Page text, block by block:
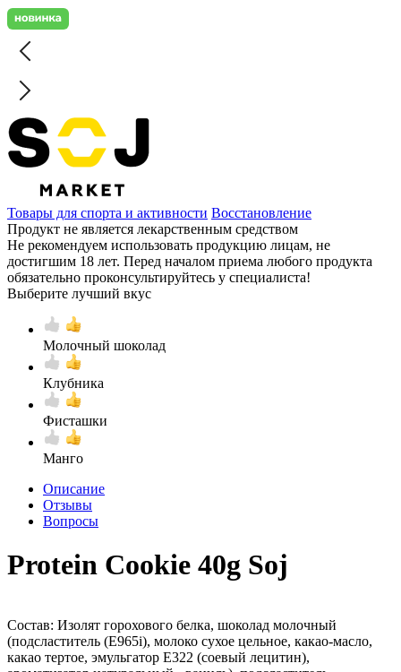
Товары для спорта и активности Восстановление
Продукт не является лекарственным средством
Не рекомендуем использовать продукцию лицам, не
достигшим 18 лет. Перед началом приема любого продукта
обязательно проконсультируйтесь у специалиста!
Выберите лучший вкус
Молочный шоколад
Клубника
Фисташки
Манго
Описание
Отзывы
Вопросы
Protein Cookie 40g Soj
Состав: Изолят горохового белка, шоколад молочный
(подсластитель (Е965i), молоко сухое цельное, какао-масло,
какао тертое, эмульгатор E322 (соевый лецитин),